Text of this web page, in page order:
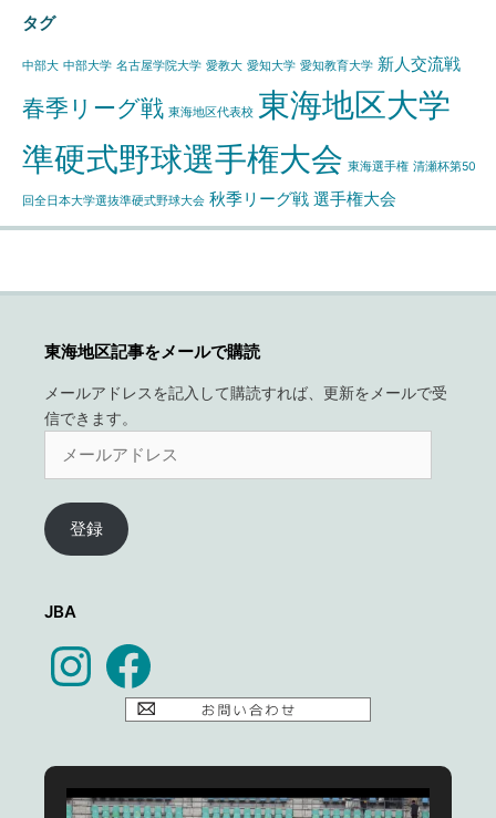
イ
ブ
タグ
中部大 中部大学 名古屋学院大学 愛教大 愛知大学 愛知教育大学 新人交流戦
春季リーグ戦 東海地区代表校 東海地区大学
準硬式野球選手権大会 東海選手権 清瀬杯第50
回全日本大学選抜準硬式野球大会 秋季リーグ戦 選手権大会
東海地区記事をメールで購読
メールアドレスを記入して購読すれば、更新をメールで受
信できます。
ア
ド
登録
JBA
InstagramFacebook